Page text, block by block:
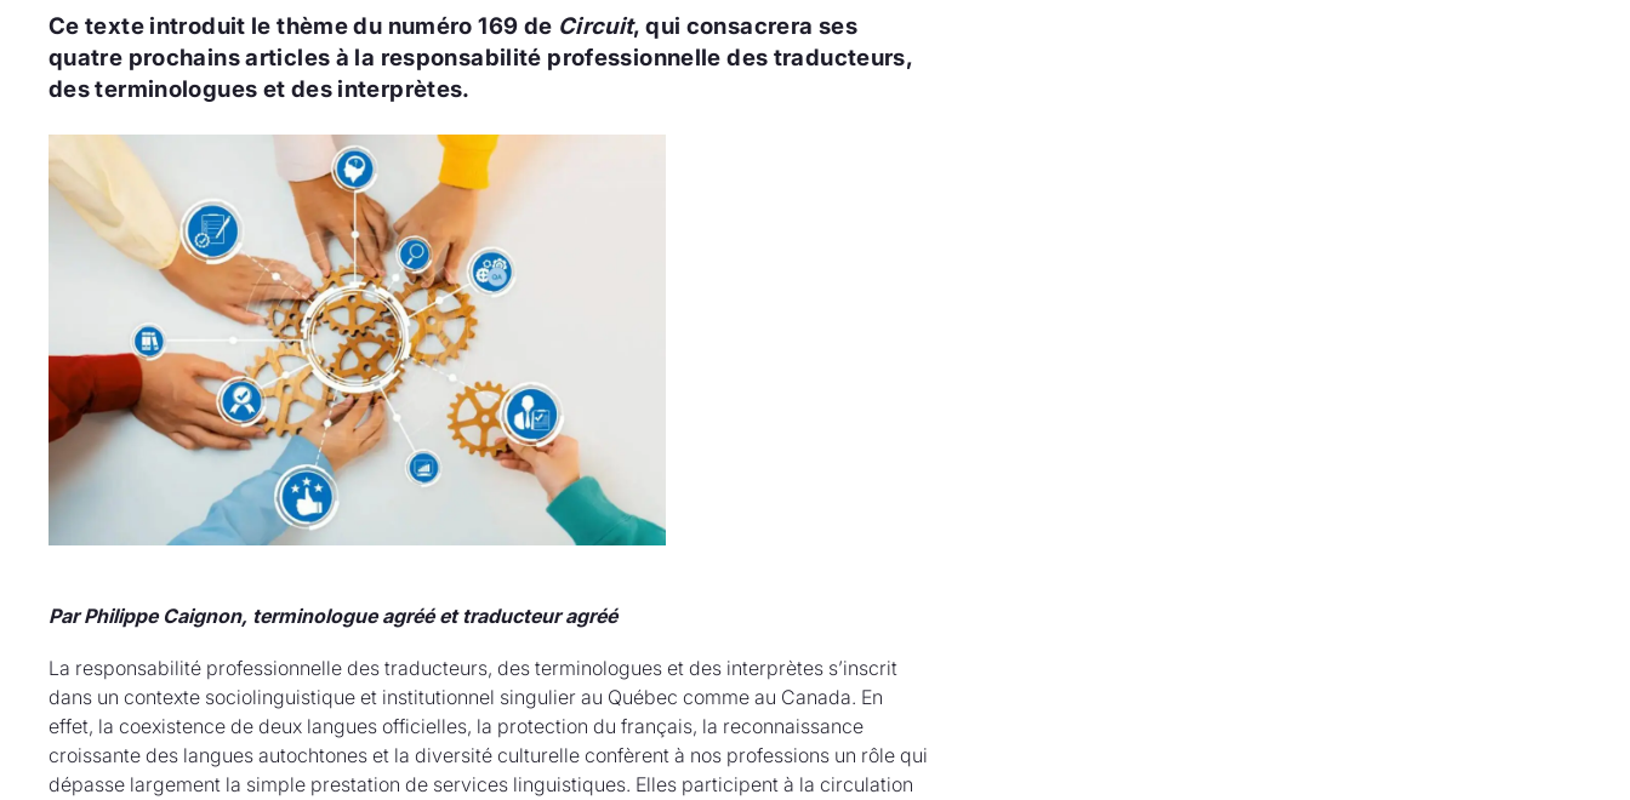
Ce texte introduit le thème du numéro 169 de Circuit, qui consacrera ses
quatre prochains articles à la responsabilité professionnelle des traducteurs,
des terminologues et des interprètes.
Par Philippe Caignon, terminologue agréé et traducteur agréé
La responsabilité professionnelle des traducteurs, des terminologues et des interprètes s’inscrit
dans un contexte sociolinguistique et institutionnel singulier au Québec comme au Canada. En
effet, la coexistence de deux langues officielles, la protection du français, la reconnaissance
croissante des langues autochtones et la diversité culturelle confèrent à nos professions un rôle qui
dépasse largement la simple prestation de services linguistiques. Elles participent à la circulation